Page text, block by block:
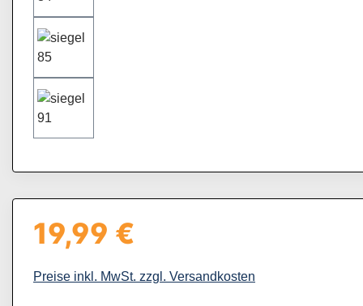
Regulärer Preis:
19,99 €
Preise inkl. MwSt. zzgl. Versandkosten